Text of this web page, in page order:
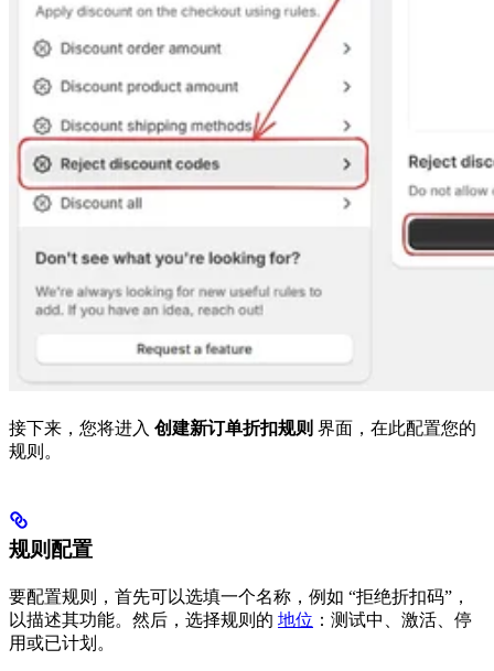
接下来，您将进入 创建新订单折扣规则 界面，在此配置您的
规则。
规则配置
要配置规则，首先可以选填一个名称，例如 “拒绝折扣码”，
以描述其功能。然后，选择规则的 地位 ：测试中、激活、停
用或已计划。